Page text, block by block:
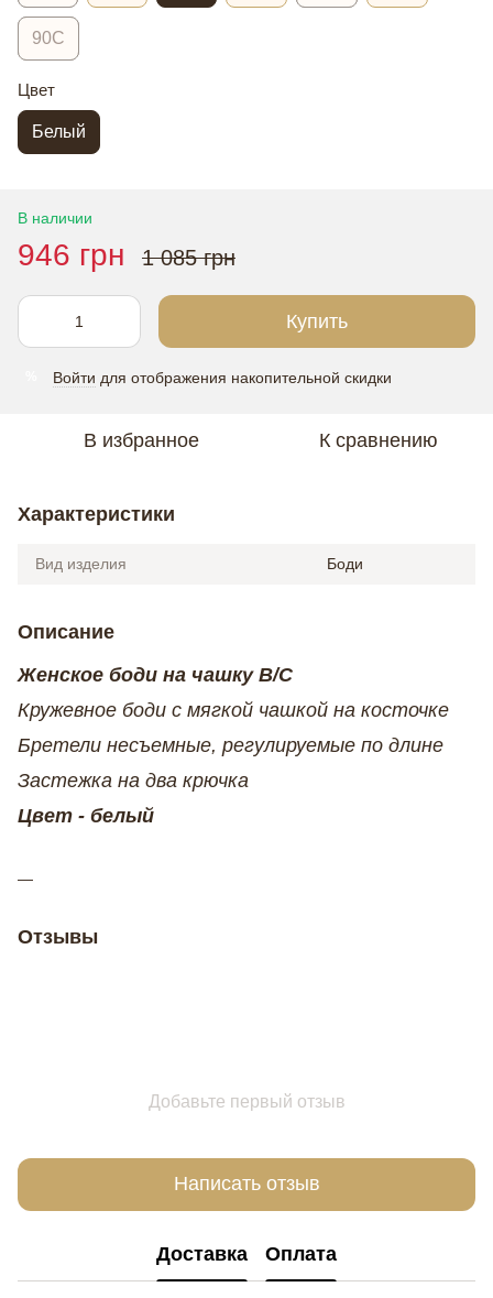
90С
Цвет
Белый
В наличии
946 грн 1 085 грн
Купить
Войти для отображения накопительной скидки
В избранное К сравнению
Характеристики
Вид изделия Боди
Описание
Женское боди на чашку В/С
Кружевное боди с мягкой чашкой на косточке
Бретели несъемные, регулируемые по длине
Застежка на два крючка
Цвет - белый
Отзывы
Добавьте первый отзыв
Написать отзыв
Доставка Оплата